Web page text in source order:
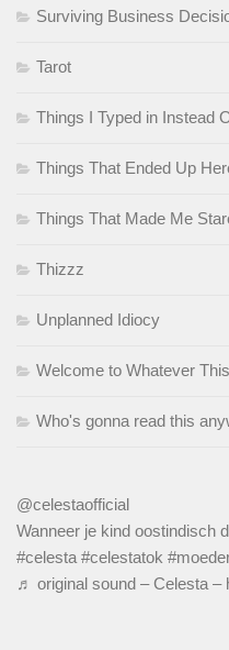
Surviving Business
Tarot
Things I Typed in Instead
Things That Ended Up
Things That Made Me
Thizzz
Unplanned Idiocy
Welcome to Whatever
Who's gonna read this
@celestaofficial
Wanneer je kind oostindisch
#celesta #celestatok
♬ original sound – Celesta –